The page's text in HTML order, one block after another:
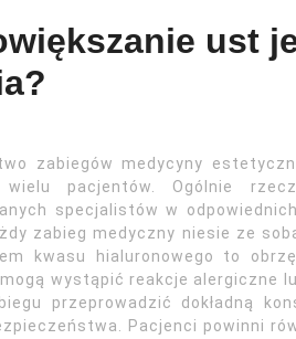
ust
zabiegów medycyny
pacjentów. Ogólnie
specjalistów w
zabieg medyczny niesie ze
kwasu hialuronowego to
wystąpić reakcje alergiczne
przeprowadzić dokładną
Pacjenci powinni